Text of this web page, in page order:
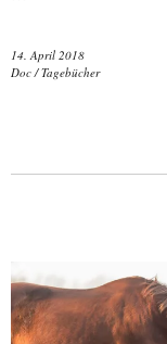
14. April 2018
Doc /Tagebücher